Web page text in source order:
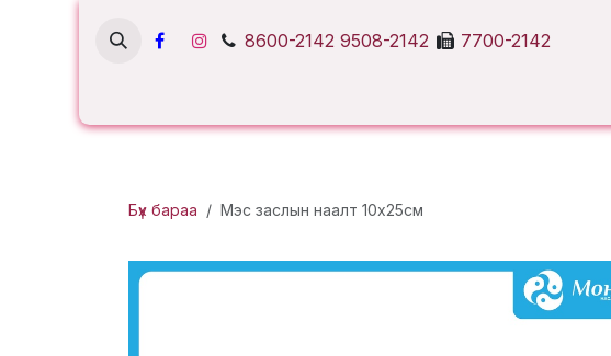
8600-2142 9508-2142 7700-2142
Бүх бараа Мэс заслын наалт 10х25см